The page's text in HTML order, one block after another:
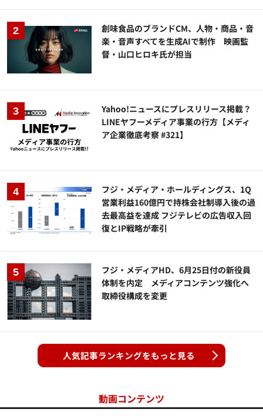
創味食品のブランドCM、人物・商品・音
楽・音声すべてを生成AIで制作 映画監
督・山口ヒロキ氏が担当
Yahoo!ニュースにプレスリリース掲載？
LINEヤフーメディア事業の行方【メディ
ア企業徹底考察 #321】
フジ・メディア・ホールディングス、1Q
営業利益160億円で持株会社制導入後の過
去最高益を達成 フジテレビの広告収入回
復とIP戦略が牽引
フジ・メディアHD、6月25日付の新役員
体制を内定 メディアコンテンツ強化へ
取締役構成を変更
人気記事ランキングをもっと見る
動画コンテンツ